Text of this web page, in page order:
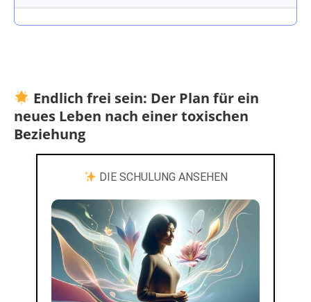
Endlich frei sein: Der Plan für ein
neues Leben nach einer toxischen
Beziehung
DIE SCHULUNG ANSEHEN